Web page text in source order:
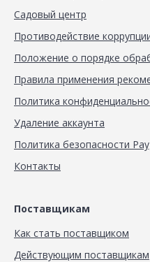
Садовый центр
Противодействие
Положение о порядке
Правила применения
Политика
Удаление аккаунта
Политика безопасности
Контакты
Поставщикам
Как стать поставщиком
Действующим поставщикам